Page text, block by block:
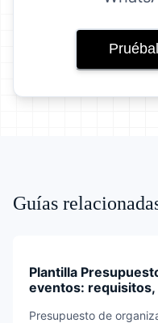
Guías
Plantilla
eventos:
Presupuesto de